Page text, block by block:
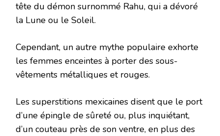
tête du démon surnommé Rahu, qui a dévoré
la Lune ou le Soleil.
Cependant, un autre mythe populaire exhorte
les femmes enceintes à porter des sous-
vêtements métalliques et rouges.
Les superstitions mexicaines disent que le port
d’une épingle de sûreté ou, plus inquiétant,
d’un couteau près de son ventre, en plus des